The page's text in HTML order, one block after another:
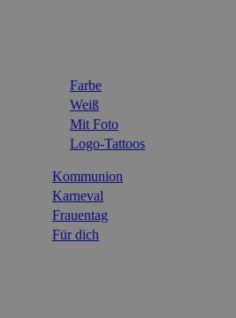
Farbe
Weiß
Mit Foto
Logo-Tattoos
Kommunion
Karneval
Frauentag
Für dich